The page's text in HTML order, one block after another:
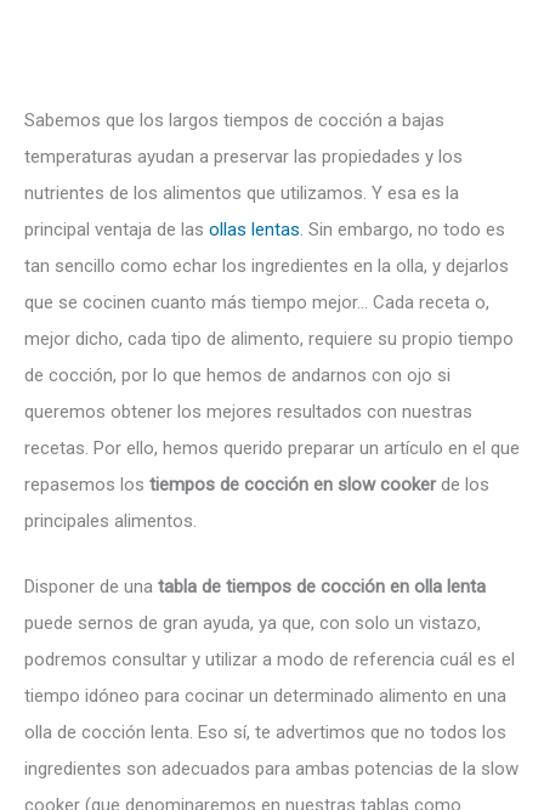
Sabemos que los largos tiempos de cocción a bajas
temperaturas ayudan a preservar las propiedades y los
nutrientes de los alimentos que utilizamos. Y esa es la
principal ventaja de las ollas lentas . Sin embargo, no todo es
tan sencillo como echar los ingredientes en la olla, y dejarlos
que se cocinen cuanto más tiempo mejor… Cada receta o,
mejor dicho, cada tipo de alimento, requiere su propio tiempo
de cocción, por lo que hemos de andarnos con ojo si
queremos obtener los mejores resultados con nuestras
recetas. Por ello, hemos querido preparar un artículo en el que
repasemos los tiempos de cocción en slow cookerde los
principales alimentos.
Disponer de una tabla de tiempos de cocción en olla lenta
puede sernos de gran ayuda, ya que, con solo un vistazo,
podremos consultar y utilizar a modo de referencia cuál es el
tiempo idóneo para cocinar un determinado alimento en una
olla de cocción lenta. Eso sí, te advertimos que no todos los
ingredientes son adecuados para ambas potencias de la slow